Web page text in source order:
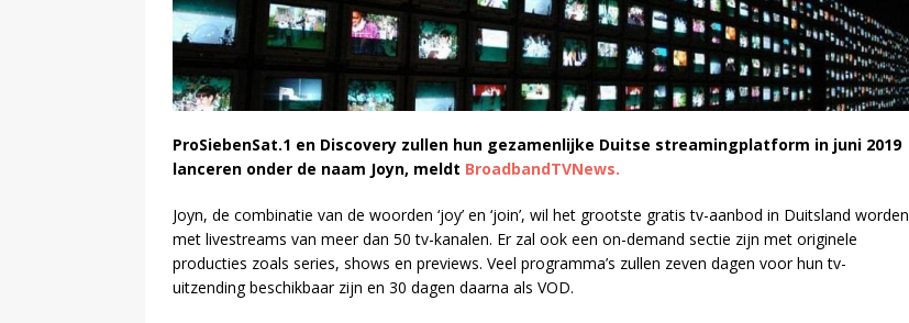
ProSiebenSat.1 en Discovery zullen hun gezamenlijke Duitse streamingplatform in juni 2019
lanceren onder de naam Joyn, meldt BroadbandTVNews.
Joyn, de combinatie van de woorden ‘joy’ en ‘join’, wil het grootste gratis tv-aanbod in Duitsland worden
met livestreams van meer dan 50 tv-kanalen. Er zal ook een on-demand sectie zijn met originele
producties zoals series, shows en previews. Veel programma’s zullen zeven dagen voor hun tv-
uitzending beschikbaar zijn en 30 dagen daarna als VOD.